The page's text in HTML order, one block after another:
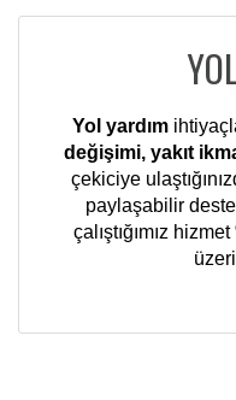
Yol yardım
değişimi, yakıt
çekiciye
paylaşabilir
çalıştığımız